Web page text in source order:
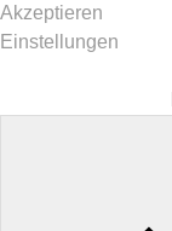
Akzeptieren
Einstellungen